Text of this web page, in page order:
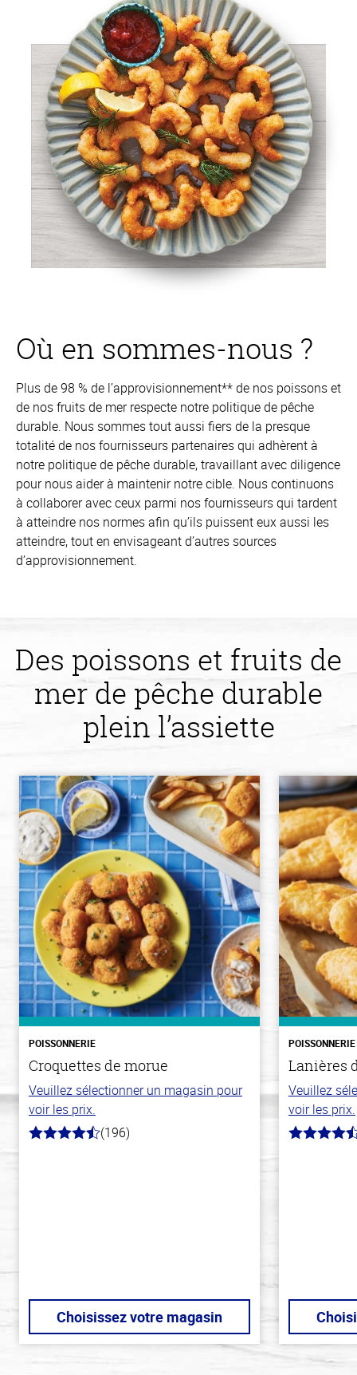
Où en sommes-nous ?
Plus de 98 % de l’approvisionnement** de nos poissons et
de nos fruits de mer respecte notre politique de pêche
durable. Nous sommes tout aussi fiers de la presque
totalité de nos fournisseurs partenaires qui adhèrent à
notre politique de pêche durable, travaillant avec diligence
pour nous aider à maintenir notre cible. Nous continuons
à collaborer avec ceux parmi nos fournisseurs qui tardent
à atteindre nos normes afin qu’ils puissent eux aussi les
atteindre, tout en envisageant d’autres sources
d’approvisionnement.
Des poissons et fruits de
mer de pêche durable
plein l’assiette
POISSONNERIE
Croquettes de morue
Veuillez sélectionner un magasin pour
voir les prix.
4.8
(196)
Choisissez votre magasin
POISSONNERIE
Lanières
Veuillez
voir les prix.
4.5